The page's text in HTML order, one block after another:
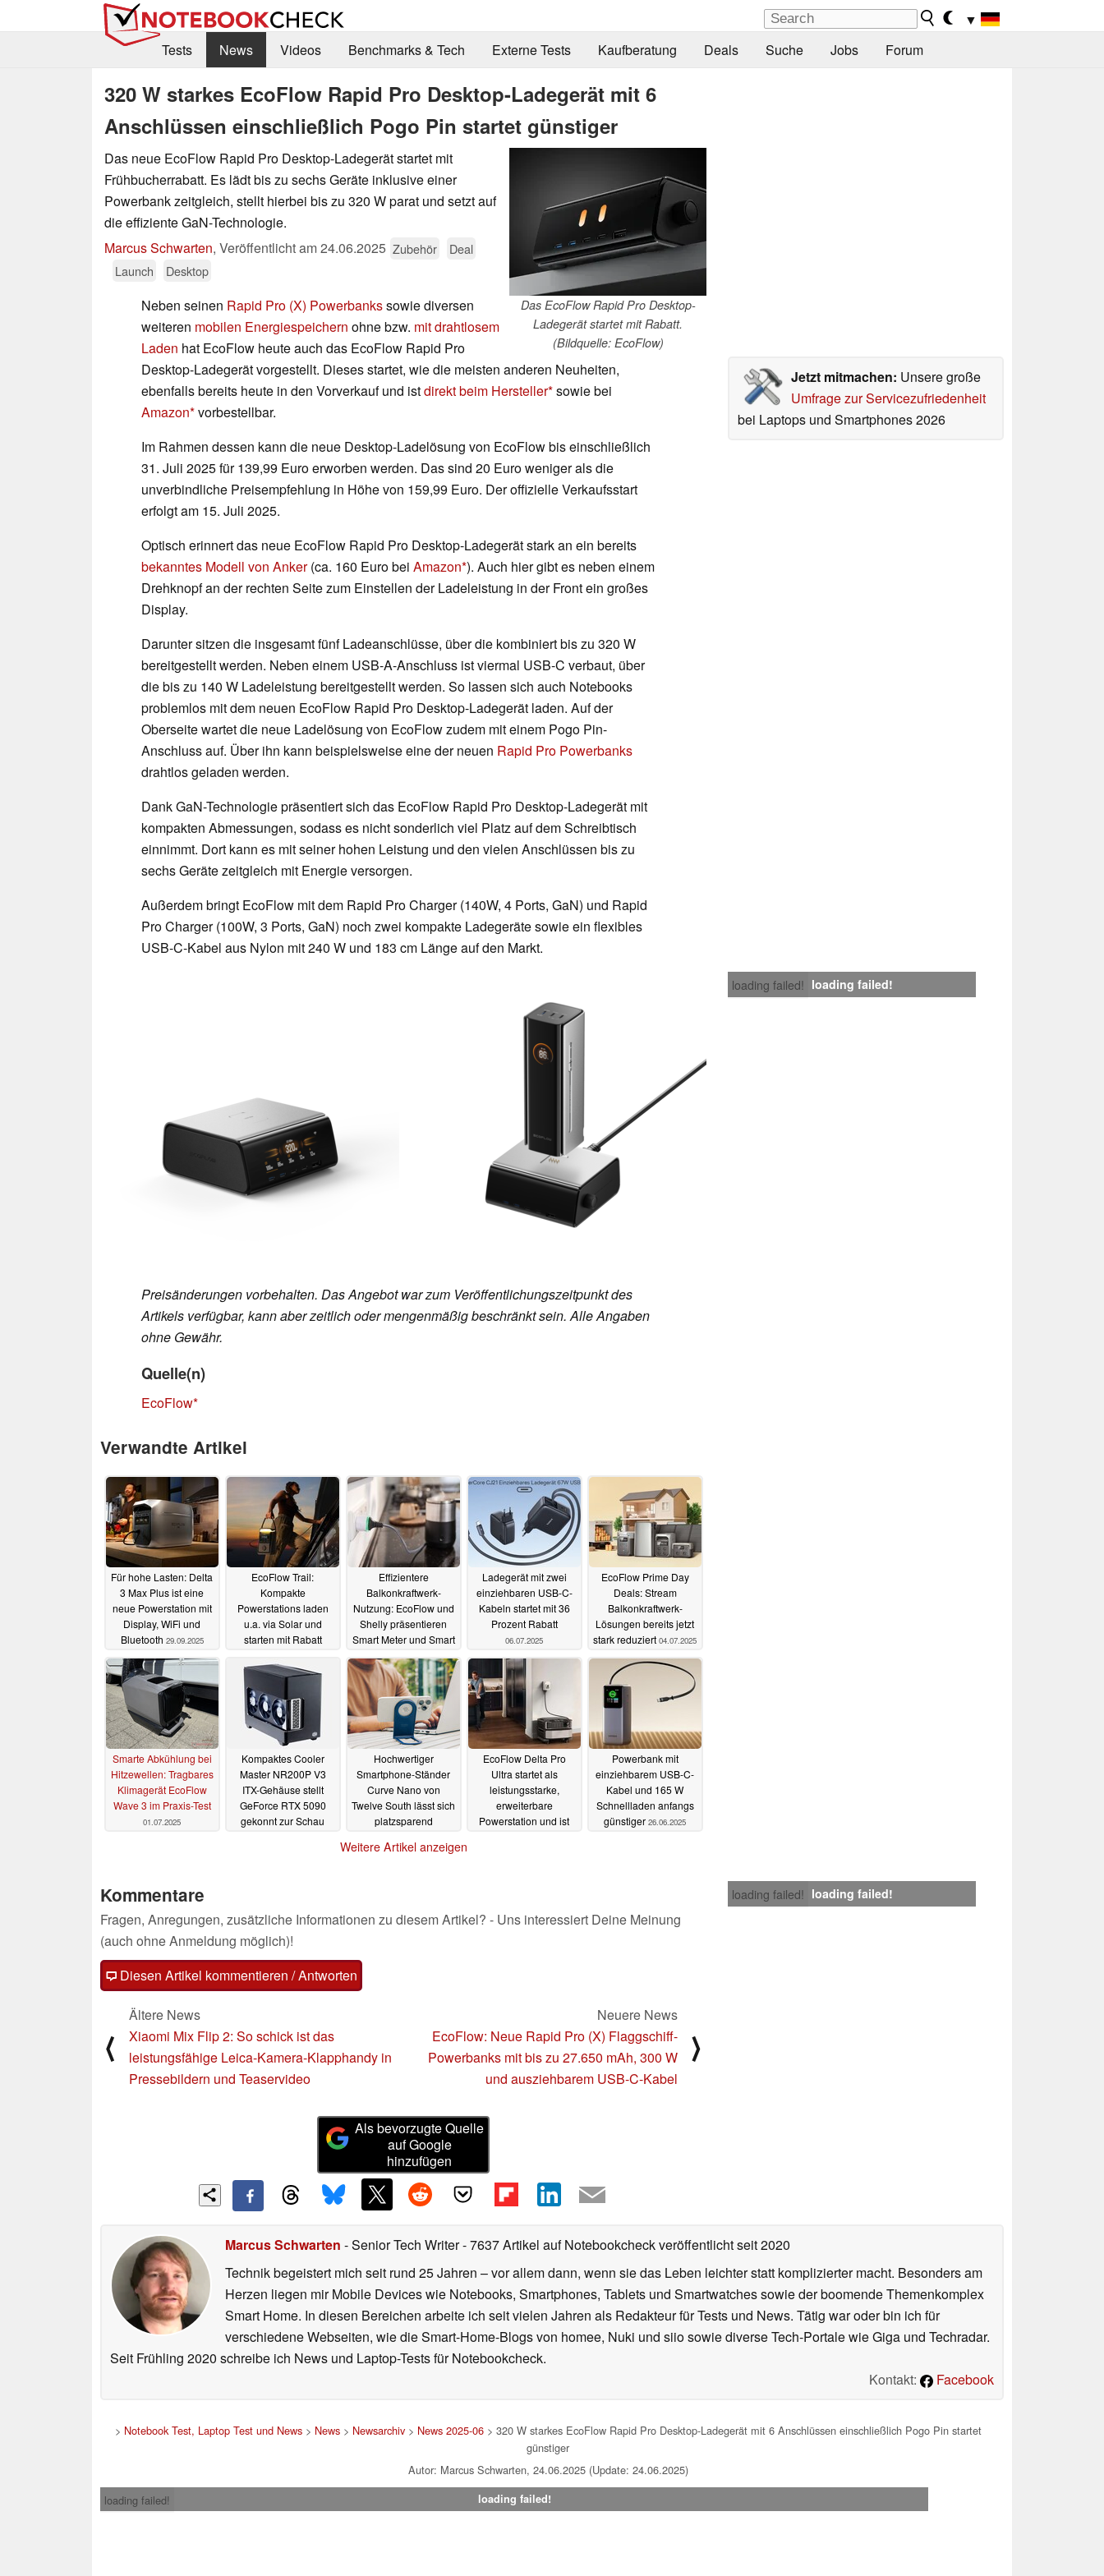
▼
Tests
News Videos Benchmarks & Tech Externe Tests Kaufberatung Deals Suche Jobs Forum
320 W starkes EcoFlow Rapid Pro Desktop-Ladegerät mit 6
Anschlüssen einschließlich Pogo Pin startet günstiger
Das EcoFlow Rapid Pro Desktop-
Ladegerät startet mit Rabatt.
(Bildquelle: EcoFlow)
Das neue EcoFlow Rapid Pro Desktop-Ladegerät startet mit
Frühbucherrabatt. Es lädt bis zu sechs Geräte inklusive einer
Powerbank zeitgleich, stellt hierbei bis zu 320 W parat und setzt auf
die effiziente GaN-Technologie.
Marcus Schwarten, Veröffentlicht am24.06.2025 Zubehör
Deal
Launch
Desktop
Jetzt mitmachen: Unsere große
Umfrage zur Servicezufriedenheit
bei Laptops und Smartphones 2026
Neben seinen Rapid Pro (X) Powerbankssowie diversen
weiteren mobilen Energiespeichern ohne bzw. mit drahtlosem
Laden hat EcoFlow heute auch das EcoFlow Rapid Pro
Desktop-Ladegerät vorgestellt. Dieses startet, wie die meisten anderen Neuheiten,
ebenfalls bereits heute in den Vorverkauf und istdirekt beim Hersteller sowie bei
Amazon vorbestellbar.
Im Rahmen dessen kann die neue Desktop-Ladelösung von EcoFlow bis einschließlich
31. Juli 2025 für 139,99 Euro erworben werden. Das sind 20 Euro weniger als die
unverbindliche Preisempfehlung in Höhe von 159,99 Euro. Der offizielle Verkaufsstart
erfolgt am 15. Juli 2025.
Optisch erinnert das neue EcoFlow Rapid Pro Desktop-Ladegerät stark an ein bereits
bekanntes Modell von Anker(ca. 160 Euro bei Amazon ). Auch hier gibt es neben einem
Drehknopf an der rechten Seite zum Einstellen der Ladeleistung in der Front ein großes
Display.
Darunter sitzen die insgesamt fünf Ladeanschlüsse, über die kombiniert bis zu 320 W
bereitgestellt werden. Neben einem USB-A-Anschluss ist viermal USB-C verbaut, über
die bis zu 140 W Ladeleistung bereitgestellt werden. So lassen sich auch Notebooks
problemlos mit dem neuen EcoFlow Rapid Pro Desktop-Ladegerät laden. Auf der
Oberseite wartet die neue Ladelösung von EcoFlow zudem mit einem Pogo Pin-
Anschluss auf. Über ihn kann beispielsweise eine der neuen Rapid Pro Powerbanks
drahtlos geladen werden.
Dank GaN-Technologie präsentiert sich das EcoFlow Rapid Pro Desktop-Ladegerät mit
kompakten Abmessungen, sodass es nicht sonderlich viel Platz auf dem Schreibtisch
einnimmt. Dort kann es mit seiner hohen Leistung und den vielen Anschlüssen bis zu
sechs Geräte zeitgleich mit Energie versorgen.
Außerdem bringt EcoFlow mit dem Rapid Pro Charger (140W, 4 Ports, GaN) und Rapid
Pro Charger (100W, 3 Ports, GaN) noch zwei kompakte Ladegeräte sowie ein flexibles
USB-C-Kabel aus Nylon mit 240 W und 183 cm Länge auf den Markt.
loading failed! loading failed!
Preisänderungen vorbehalten. Das Angebot war zum Veröffentlichungszeitpunkt des
Artikels verfügbar, kann aber zeitlich oder mengenmäßig beschränkt sein. Alle Angaben
ohne Gewähr.
Quelle(n)
EcoFlow
Verwandte Artikel
Für hohe Lasten: Delta
3 Max Plus ist eine
neue Powerstation mit
Display, WiFi und
Bluetooth 29.09.2025
EcoFlow Trail:
Kompakte
Powerstations laden
u.a. via Solar und
starten mit Rabatt
Effizientere
Balkonkraftwerk-
Nutzung: EcoFlow und
Shelly präsentieren
Smart Meter und Smart
14.07.2025
Ladegerät mit zwei
einziehbaren USB-C-
Kabeln startet mit 36
Prozent Rabatt
06.07.2025
EcoFlow Prime Day
Deals: Stream
Balkonkraftwerk-
Lösungen bereits jetzt
stark reduziert 04.07.2025
Smarte Abkühlung bei
Hitzewellen: Tragbares
Klimagerät EcoFlow
Wave 3 im Praxis-Test
01.07.2025
Kompaktes Cooler
Master NR200P V3
ITX-Gehäuse stellt
GeForce RTX 5090
gekonnt zur Schau
Hochwertiger
Smartphone-Ständer
Curve Nano von
Twelve South lässt sich
platzsparend
EcoFlow Delta Pro
Ultra startet als
leistungsstarke,
erweiterbare
Powerstation und ist
Powerbank mit
einziehbarem USB-C-
Kabel und 165 W
Schnellladen anfangs
günstiger 26.06.2025
Weitere Artikel anzeigen
loading failed! loading failed!
Kommentare
Fragen, Anregungen, zusätzliche Informationen zu diesem Artikel? - Uns interessiert Deine Meinung
(auch ohne Anmeldung möglich)!
Diesen Artikel kommentieren / Antworten
⟨
Ältere News
Xiaomi Mix Flip 2: So schick ist das
leistungsfähige Leica-Kamera-Klapphandy in
Pressebildern und Teaservideo
Neuere News
EcoFlow: Neue Rapid Pro (X) Flaggschiff-
Powerbanks mit bis zu 27.650 mAh, 300 W
und ausziehbarem USB-C-Kabel
⟩
Als bevorzugte Quelle
auf Google
hinzufügen
Marcus Schwarten - Senior Tech Writer- 7637 Artikel auf Notebookcheck veröffentlichtseit 2020
Technik begeistert mich seit rund 25 Jahren – vor allem dann, wenn sie das Leben leichter statt komplizierter macht. Besonders am
Herzen liegen mir Mobile Devices wie Notebooks, Smartphones, Tablets und Smartwatches sowie der boomende Themenkomplex
Smart Home. In diesen Bereichen arbeite ich seit vielen Jahren als Redakteur für Tests und News. Tätig war oder bin ich für
verschiedene Webseiten, wie die Smart-Home-Blogs von homee, Nuki und siio sowie diverse Tech-Portale wie Giga und Techradar.
Seit Frühling 2020 schreibe ich News und Laptop-Tests für Notebookcheck.
Kontakt:
Facebook
> Notebook Test, Laptop Test und News> News> Newsarchiv> News 2025-06> 320 W starkes EcoFlow Rapid Pro Desktop-Ladegerät mit 6 Anschlüssen einschließlich Pogo Pin startet
günstiger
Autor: Marcus Schwarten, 24.06.2025 (Update: 24.06.2025)
loading failed!
loading failed!